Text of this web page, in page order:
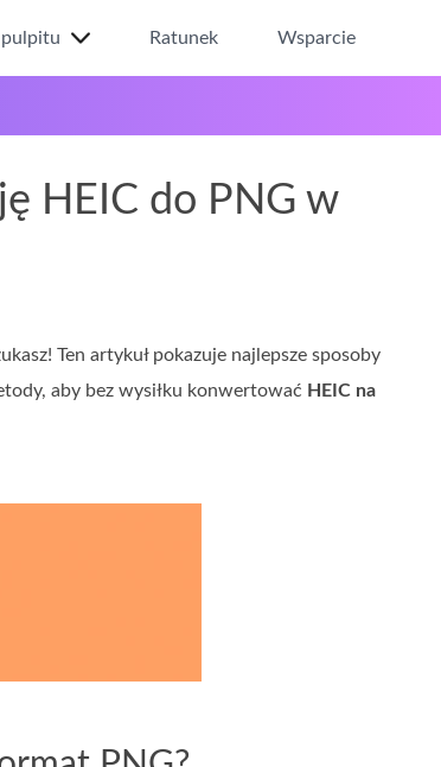
pulpitu Ratunek Wsparcie
HEIC do PNG w
Ten artykuł pokazuje najlepsze sposoby
aby bez wysiłku konwertować HEIC na